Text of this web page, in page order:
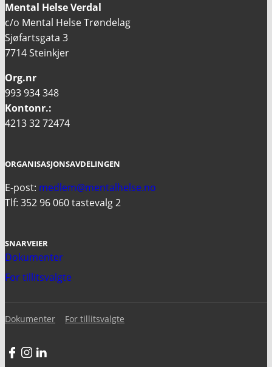
Mental Helse Verdal
c/o Mental Helse Trøndelag
Sjøfartsgata 3
7714 Steinkjer
Org.nr
993 934 348
Kontonr.:
4213 32 72474
ORGANISASJONSAVDELINGEN
E-post: medlem@mentalhelse.no
Tlf: 352 96 060 tastevalg 2
SNARVEIER
Dokumenter
For tillitsvalgte
Dokumenter For tillitsvalgte